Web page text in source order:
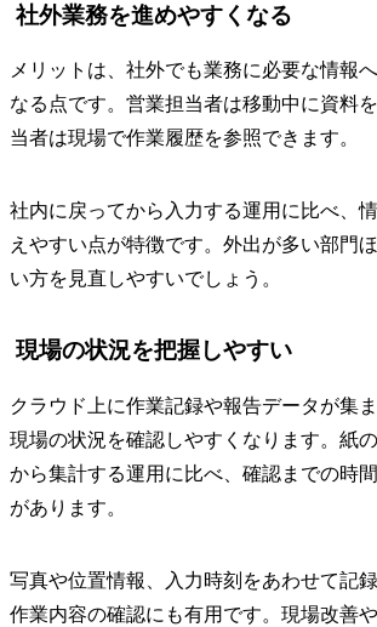
社外業務を進めやすくなる
メリットは、社外でも業務に必要な情報
なる点です。営業担当者は移動中に資料
当者は現場で作業履歴を参照できます。
社内に戻ってから入力する運用に比べ、
えやすい点が特徴です。外出が多い部門
い方を見直しやすいでしょう。
現場の状況を把握しやすい
クラウド上に作業記録や報告データが集
現場の状況を確認しやすくなります。紙
から集計する運用に比べ、確認までの時
があります。
写真や位置情報、入力時刻をあわせて記
作業内容の確認にも有用です。現場改善